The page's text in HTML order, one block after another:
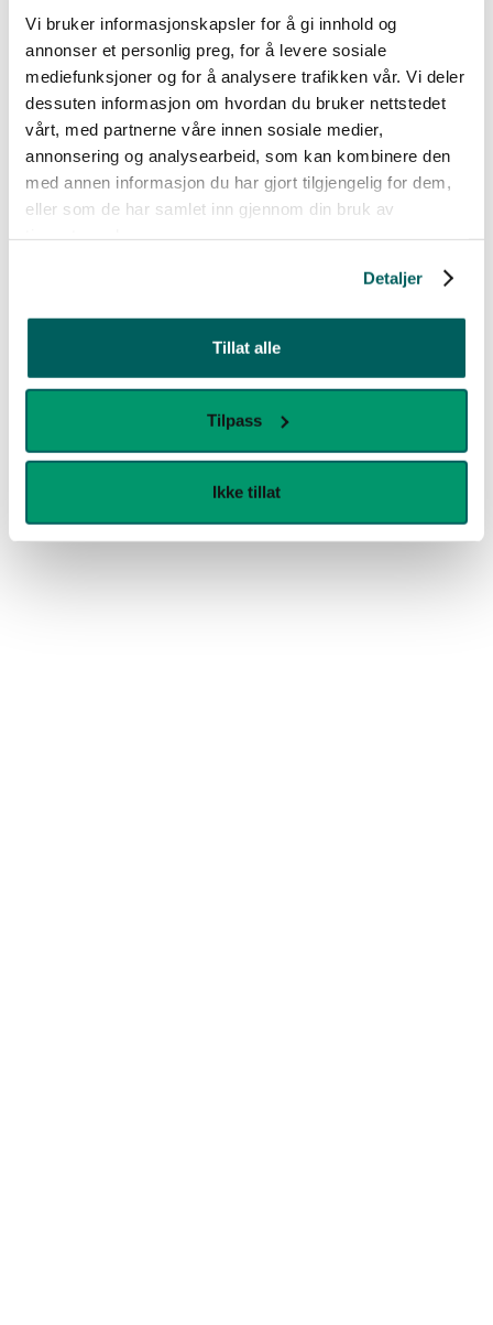
Vi bruker informasjonskapsler for å gi innhold og
annonser et personlig preg, for å levere sosiale
mediefunksjoner og for å analysere trafikken vår. Vi deler
dessuten informasjon om hvordan du bruker nettstedet
vårt, med partnerne våre innen sosiale medier,
annonsering og analysearbeid, som kan kombinere den
med annen informasjon du har gjort tilgjengelig for dem,
eller som de har samlet inn gjennom din bruk av
Detaljer
Tillat alle
Tilpass
Ikke tillat
Skilt og veifinning
Skilt og veifinning handler om å hjelpe
mennesker å orientere seg. Å vite hvor man er,
hvor man skal, hvordan man kommer seg dit og
når man er fremme. Men skilt er ikke bare
praktiske. De er en del av opplevelsen og skal
speile identiteten til de som holder til i bygget.
Vi er eksperter og fagkonsulent for
entreprenører innenfor skiltplaner og
veifinningsystemer. Som en av få i Norge med
egen lysskiltproduksjon, får du løsninger som
både er kortreiste, holdbare og fungerer i
Les mer